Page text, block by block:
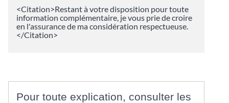
<Citation>Restant à votre disposition pour toute
information complémentaire, je vous prie de croire
en l'assurance de ma considération respectueuse.
</Citation>
Pour toute explication, consulter les